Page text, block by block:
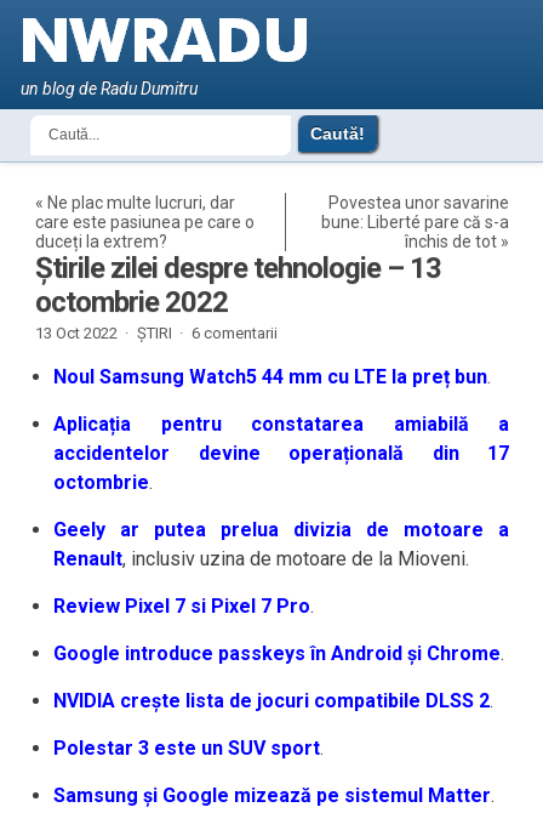
un blog de Radu Dumitru
« Ne plac multe lucruri, dar
care este pasiunea pe care o
duceți la extrem?
Povestea unor savarine
bune: Liberté pare că s-a
închis de tot »
Știrile zilei despre tehnologie – 13
octombrie 2022
13 Oct 2022 · ȘTIRI · 6 comentarii
Noul Samsung Watch5 44 mm cu LTE la preț bun.
Aplicația pentru constatarea amiabilă a
accidentelor devine operațională din 17
octombrie.
Geely ar putea prelua divizia de motoare a
Renault, inclusiv uzina de motoare de la Mioveni.
Review Pixel 7 si Pixel 7 Pro.
Google introduce passkeys în Android și Chrome.
NVIDIA crește lista de jocuri compatibile DLSS 2.
Polestar 3 este un SUV sport.
Samsung și Google mizează pe sistemul Matter.